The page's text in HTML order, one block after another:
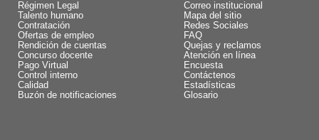
Régimen Legal
Talento humano
Contratación
Ofertas de empleo
Rendición de cuentas
Concurso docente
Pago Virtual
Control interno
Calidad
Buzón de notificaciones
Correo institucional
Mapa del sitio
Redes Sociales
FAQ
Quejas y reclamos
Atención en línea
Encuesta
Contáctenos
Estadísticas
Glosario